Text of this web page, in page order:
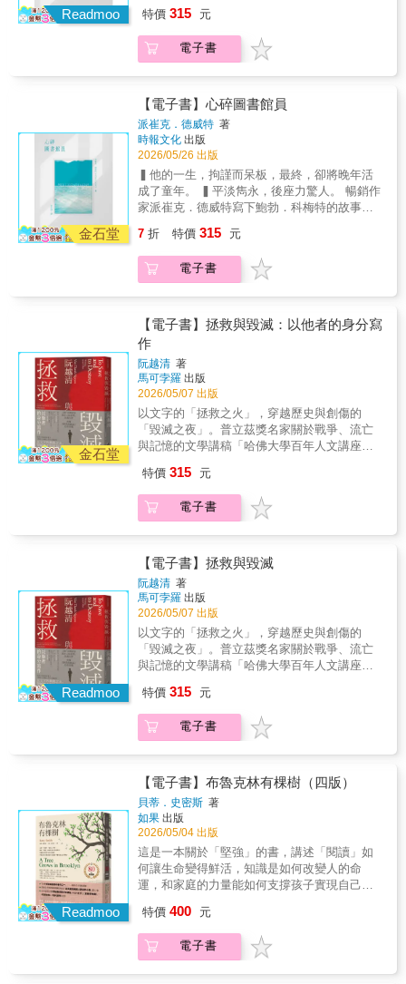
藍、綠、灰的柔和色調呈現，卻在火焰場景中
驟然爆發——那正是小說中最令人難忘的段
落……除了圖像之外，漢彌爾頓成功保留了布
萊伯利原著文字的大部分力量。──琳恩．尼瑞
（NPR）◆即便你熟悉原著小說，你仍會被提
姆．漢彌爾頓在這個新版本中的藝術創作所震
撼。他結合了漫畫書的清晰度——分鏡簡潔直
接，沒有過多視覺花招的干擾——以及對小說
主題深刻而人性化的詮釋。──茱莉亞．凱勒
（Julia Keller），《芝加哥論壇報》（Chicago
Tribune）◆充滿活力與生命力……漢彌爾頓以
自身獨特的視覺能量與想像重新詮釋這個故
事……這部改編不只是更新了布萊伯利的小
書單的經典，準備好迎接全新的讀者。──芮
妮．葛拉罕（Renee Graham），《波士頓環球
報》（The Boston Globe）◆漢彌爾頓擁有挑
事連大師級人物（如法蘭索瓦．楚浮）都曾鎩
羽而歸。他交出了一部生動且切合時代的沉思
之作，必將重新成為所有捍衛閱讀自由者珍愛
的經典。──理查．帕赫特（Richard
Pachter），《邁阿密先鋒報》（The Miami
Herald）◆提姆．漢彌爾頓的插圖為這部經典
作品注入了新生命。──尼克．史密斯（Nick
Smith），美國漫畫產業媒體ICv2◆將雷．布萊
事。畢竟，這部1953年小說中的動作場景，主
論書籍、圍坐在黃昏營火旁談論書籍。幸運的
是，提姆．漢彌爾頓證明自己有能力讓這些場
景在視覺上引人入勝──透過鮮明的陰影與細膩
入微的面部表情。──約翰．盧卡斯（John
Lucas），溫哥華《喬治亞海峽報》（Georgia
Straight）◆如果你喜歡觀看末日題材的《守護
者》，或法蘭克．米勒（Frank Miller）的《萬
惡城市》和《閃靈俠》，你真的該去書店買一
本《華氏451度圖像小說版》……憑藉犀利的對
話、強烈的訊息和驚人的視覺效果，《華氏451
度》燒得熾烈而耀眼。──《Nylon Guys》◆這
個智性與感官兼具的故事，化為圖像後毫不遜
氛圍，並使紅色和橙色火焰的明亮閃光在對比
之下更加驚人。《華氏451度》的書迷將在此獲
得全新體驗；而尚未接觸原著的讀者，讀完這
翰．愛德華．羅耀（John Edward Royall），
《查爾斯頓城市報》（Charleston City Paper）
◆由提姆．漢彌爾頓繪製插圖，他簡潔的風格
本身就能傳達威脅感，這個版本將會大受歡
迎。──凱爾．芒格（Kel Munger），《沙加緬
度新聞評論》（Sacramento News Review）
下，藝術家提姆．漢彌爾頓創作出這部引人入
——他發現政府控制思想的邪惡本質，以及哲
學、神學與文學的無價價值。【各界讚譽】◆
漢彌爾頓憂鬱的色調與1950年代的復古未來風
書中那些「瀕危的書籍」呈現得極為生動——
那些翻舊了的書頁上，印著達爾文、莎士比亞
等青少年耳熟能詳的經典作者之名。這是一部
適合課堂使用的優秀跨界圖像小說，更是科幻
讀者在書架上的絕佳發現。──《學校圖書館期
刊》（School Library Journal）◆像《華氏451
度》這樣的小說，其圖像改編絕不僅僅是原著
漢彌爾頓刻意限制色彩選擇，大部分篇幅以
藍、綠、灰的柔和色調呈現，卻在火焰場景中
驟然爆發——那正是小說中最令人難忘的段
（Lynn Neary），美國國家公共廣播電台
（NPR）◆即便你熟悉原著小說，你仍會被提
姆．漢彌爾頓在這個新版本中的藝術創作所震
撼。他結合了漫畫書的清晰度——分鏡簡潔直
接，沒有過多視覺花招的干擾——以及對小說
主題深刻而人性化的詮釋。──茱莉亞．凱勒
（Julia Keller），《芝加哥論壇報》（Chicago
Tribune）◆充滿活力與生命力……漢彌爾頓以
自身獨特的視覺能量與想像重新詮釋這個故
事……這部改編不只是更新了布萊伯利的小
書單的經典，準備好迎接全新的讀者。──芮
妮．葛拉罕（Renee Graham），《波士頓環球
報》（The Boston Globe）◆漢彌爾頓擁有挑
事連大師級人物（如法蘭索瓦．楚浮）都曾鎩
羽而歸。他交出了一部生動且切合時代的沉思
之作，必將重新成為所有捍衛閱讀自由者珍愛
的經典。──理查．帕赫特（Richard
Pachter），《邁阿密先鋒報》（The Miami
Herald）◆提姆．漢彌爾頓的插圖為這部經典
作品注入了新生命。──尼克．史密斯（Nick
伯利的《華氏451度》轉化為圖像小說絕非易
事。畢竟，這部1953年小說中的動作場景，主
要是角色們在消防站談論書籍、在郊區客廳談
景在視覺上引人入勝──透過鮮明的陰影與細膩
入微的面部表情。──約翰．盧卡斯（John
Lucas），溫哥華《喬治亞海峽報》（Georgia
Straight）◆如果你喜歡觀看末日題材的《守護
者》，或法蘭克．米勒（Frank Miller）的《萬
惡城市》和《閃靈俠》，你真的該去書店買一
本《華氏451度圖像小說版》……憑藉犀利的對
話、強烈的訊息和驚人的視覺效果，《華氏451
度》燒得熾烈而耀眼。──《Nylon Guys》◆這
色。漢彌爾頓用柔和的色調維持了整體陰鬱的
氛圍，並使紅色和橙色火焰的明亮閃光在對比
之下更加驚人。《華氏451度》的書迷將在此獲
時而變換方向，卻能持續讓讀者保持警覺，扣
人心弦，以激進方式重新思考我們對於文化、
國家、自身的看法。 本書特色 前所未見的自由
書寫，寫下不自由世界裡的「最自由」，我們
遊」、「自然的精神意義」、「美與野性」、
工業興起、城市擴張、文明自信的年代。人類
意氣風發地開拓疆土，卻也悄然遠離了自然與
內在的寧靜。在這樣的時代裡，亨利・大衛・
梭羅以一種近乎孤獨的姿態，走進森林與田
野，傾聽風、河流與樹木的聲音。這本書是梭
羅生命後期思想的結晶，更是一場從土地通往
靈魂的長途旅行。✦走路，是一種認識世界的
方法——從山巔、冬日到月光下的行走「漫
步」（Excursions）在梭羅筆下，並非單純的
地理行走，而是一種精神實踐。每一次步行，
都是他對自然的禮拜，也是對自身存在的探
問。書中精選六篇散文——〈遠足：瓦楚塞特
山〉、〈山野四季：走入麻薩諸塞的自然
史〉、〈走路〉、〈金色之秋〉、〈冬日漫
步〉、〈夜與月光〉——構成一幅四季流轉的
名的散文之一，他將「漫遊者」視為自由的代
名詞。讚頌「漫遊」作為自由與野性交流的藝
術，對比自然的生命力與文明社會的束縛。對
他而言，行走與漫步，是一種回歸，一種從文
明的束縛中掙脫、重新與自然脈動相契的方
式。在〈金色之秋〉中，他則以詩人般的筆觸
描寫葉子的轉紅與枯萎，從色彩的變化中體悟
生命的短暫與光榮；那是一種對衰老與死亡的
溫柔凝視。《漫步》延續梭羅在《湖濱散記》
中的思想軸線，筆調更為清朗，哲思更為內
記，《漫步》是行走歸來後的省思。他不再只
是孤獨的觀察者，而成為一位自然的見證人
——以筆為鏡，映照出人與大地的關係。在這
書寫山林與植物的生命史，也描繪人類靈魂的
風景。✦行走，就是思想的延伸——走向萬
物，敞開自己梭羅筆下的自然，並非靜止的背
景，而是一個有呼吸、有性情的存在。樹林、
河流、月光與風，都是他的對話者。在這些對
話中，他逐漸形成了一種溫柔而堅定的信念：
自然即倫理，野性即自由，觀察即修行。自然
野裡尋找的不只是美，更是「真實」——那種
不被社會習慣磨平的生命節奏。讀《漫步》，
我們讀到的不只是十九世紀新英格蘭的風景，
醒地召喚我們：放慢腳步，重新傾聽自然的呼
吸。當我們學會像梭羅那樣觀看——看見一片
葉、一株草、一道光中的秩序與詩意——我們
將能重新發現自己在世間的位置。✦✦✦精採摘
文✦✦✦——漫步者（saunterer）就是去朝聖的
人（Holy-Lander）。——散步有三個不可或缺
的資本：閒暇、自由和獨立，而這三者都不是
財富可以買得到的，只能靠上帝的恩賜。——
真正意義上的漫步者，卻跟蜿蜒的河流一樣穩
的最短途徑。——每當我想要休養生息時，總
會尋找最幽暗的森林，以及最茂密、最無止
境，而且在世人看起來最陰森的沼澤。我走進
Readmoo
卻沒發現自己的人生，就是一部深情動人的著
作。 ▍2024年加拿大史蒂芬．李科克紀念幽默
獎。 ▍曼布克獎決選《淘金殺手》作者派崔
然足夠。 ──專欄作家蘿拉．米勒（Laura
Miller） 。 鮑勃是個退休的圖書館員，住在奧
勒岡州波特蘭市一棟薄荷綠的小屋，與書本和
小確幸作伴，過著孤獨的生活。某天早上他照
例外出散步，在便利商店遇見一位迷路的失智
老婦，並帶她回到她居住的長青中心。為了填
補退休後的空虛，他開始到中心當志工。中心
裡有各種怪咖，圍繞在鮑勃身邊，又在偶然的
情況下，鮑勃與過去一段痛苦的情愛糾葛擦
為配角的鮑勃，背後藏著一個不快樂的男孩，
在二次大戰最後幾天逃家冒險；曾經得到真
愛，又被橫刀奪愛；在圖書館員的職業當中發
鮑勃的人生看似感傷，但也是齣明亮雋永的喜
劇；他有個本領，能夠發現古怪莫名的人物，
並邀請他們登上他的人生舞臺。 憑著獨一無二
的熱情、捉摸不定的幽默，以及對邊緣人的憐
憫，派崔克．德威特野心滿滿，從各個角度書
寫內向者的生活。《心碎圖書館員》歌頌平凡
中的偉大，描繪寧靜的外表底下，美妙的波濤
洶湧。
特價 315 元
電子書
金石堂
【電子書】心碎圖書館員
派崔克．德威特 著
時報文化 出版
2026/05/26 出版
▍他的一生，拘謹而呆板，最終，卻將晚年活
成了童年。 ▍平淡雋永，後座力驚人。 暢銷作
家派崔克．德威特寫下鮑勃．科梅特的故事。
卻沒發現自己的人生，就是一部深情動人的著
作。 ▍2024年加拿大史蒂芬．李科克紀念幽默
獎。 ▍曼布克獎決選《淘金殺手》作者派崔
然足夠。 ──專欄作家蘿拉．米勒（Laura
Miller） 。 鮑勃是個退休的圖書館員，住在奧
勒岡州波特蘭市一棟薄荷綠的小屋，與書本和
小確幸作伴，過著孤獨的生活。某天早上他照
例外出散步，在便利商店遇見一位迷路的失智
老婦，並帶她回到她居住的長青中心。為了填
補退休後的空虛，他開始到中心當志工。中心
裡有各種怪咖，圍繞在鮑勃身邊，又在偶然的
情況下，鮑勃與過去一段痛苦的情愛糾葛擦
撞，他的人生和深沉的性格就此揭露。 總是作
在二次大戰最後幾天逃家冒險；曾經得到真
愛，又被橫刀奪愛；在圖書館員的職業當中發
現意義並感到自豪；還有，離群索居的快樂。
劇；他有個本領，能夠發現古怪莫名的人物，
並邀請他們登上他的人生舞臺。 憑著獨一無二
的熱情、捉摸不定的幽默，以及對邊緣人的憐
憫，派崔克．德威特野心滿滿，從各個角度書
寫內向者的生活。《心碎圖書館員》歌頌平凡
中的偉大，描繪寧靜的外表底下，美妙的波濤
洶湧。
7 折 特價 315 元
電子書
金石堂
【電子書】拯救與毀滅：以他者的身分寫
作
阮越清 著
馬可孛羅 出版
2026/05/07 出版
以文字的「拯救之火」，穿越歷史與創傷的
「毀滅之夜」。普立茲獎名家關於戰爭、流亡
與記憶的文學講稿「哈佛大學百年人文講座」
協會獎」決選名單✦✦入圍2026年「PROSE 獎
（傳記與自傳類）」決選名單✦✦榮獲《圖書館
雜誌》星級評鑑✦✦已售出荷蘭、義大利、韓
思想巨擘之後，首位以難民身分登上此最高殿
堂的亞裔小說家、普立茲獎得主最新力
作！ ▏▏當我們談論「他者」，其實也在
談論自己。 出生於戰火紛飛的越南，阮越
清於一九七五年以難民之身抵達美國，在語言
與文化的夾縫中長大。這樣的身分既是創傷的
起點，也是他成為作家的養分。從榮獲普立茲
獎的《同情者》到本書《拯救與毀滅》，他以
小說家的敏銳與思想家的深度，持續追問「成
屬於我們，我們還能如何書寫？ 本書為作
者於哈佛大學諾頓人文講座（Charles Eliot
Norton Lectures）發表的系列演講結集。自一
術界的最高榮譽，歷屆講者包括T．S．艾略
特、卡爾維諾、托妮．莫里森、桑塔格與伯恩
斯坦等人文藝術領域大師。能登上此講壇，意
味著作者的思想足以與世界對話。阮越清身為
首位以「難民作家」身分受邀的亞裔講者，在
此傳統殿堂喊出邊緣者的聲音，為人文思潮掀
開了新的頁章。 ────他以六場講演串聯文
爾、費茲傑羅、莫里森、薩依德與德希達等作
家與思想家，從《白鯨記》、《黑暗之心》到
《暴風雨》，探問權力、語言與身分的邊界
特價 315 元
電子書
Readmoo
【電子書】拯救與毀滅
阮越清 著
馬可孛羅 出版
2026/05/07 出版
以文字的「拯救之火」，穿越歷史與創傷的
「毀滅之夜」。普立茲獎名家關於戰爭、流亡
與記憶的文學講稿「哈佛大學百年人文講座」
協會獎」決選名單✦✦入圍2026年「PROSE 獎
（傳記與自傳類）」決選名單✦✦榮獲《圖書館
雜誌》星級評鑑✦✦已售出荷蘭、義大利、韓
思想巨擘之後，首位以難民身分登上此最高殿
堂的亞裔小說家、普立茲獎得主最新力
作！ ▏▏當我們談論「他者」，其實也在
談論自己。 出生於戰火紛飛的越南，阮越
清於一九七五年以難民之身抵達美國，在語言
與文化的夾縫中長大。這樣的身分既是創傷的
起點，也是他成為作家的養分。從榮獲普立茲
獎的《同情者》到本書《拯救與毀滅》，他以
小說家的敏銳與思想家的深度，持續追問「成
屬於我們，我們還能如何書寫？ 本書為作
者於哈佛大學諾頓人文講座（Charles Eliot
Norton Lectures）發表的系列演講結集。自一
特價 315 元
電子書
Readmoo
【電子書】布魯克林有棵樹（四版）
貝蒂．史密斯 著
如果 出版
2026/05/04 出版
這是一本關於「堅強」的書，講述「閱讀」如
何讓生命變得鮮活，知識是如何改變人的命
運，和家庭的力量能如何支撐孩子實現自己的
誠的小說！※「二十世紀最重要的著作之
一。」──紐約公共圖書館※獲選美國公共電視
新聞網（PBS）「百大最受美國人歡迎的小
特價 400 元
電子書